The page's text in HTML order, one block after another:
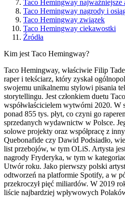
Taco Hemingway najważniejsze
Taco Hemingway nagrody i
Taco Hemingway związek
Taco Hemingway ciekawostki
Źródła
Kim jest Taco Hemingway?
Taco Hemingway, właściwie Filip
raper i tekściarz, który zyskał
swojemu unikalnemu stylowi pisania
storytellingu. Jest członkiem duetu
współwłaścicielem wytwórni 2020. W
ponad 855 tys. płyt, co czyni go
sprzedanych wydawnictw w Polsce.
solowe projekty oraz współpracę z
Quebonafide czy Dawid Podsiadło,
list przebojów, w tym OLiS. Artysta
nagrody Fryderyka, w tym w
Utwór roku. Jako pierwszy polski
odtworzeń na platformie Spotify, a w
przekroczył pięć miliardów. W 2019
liście najbardziej wpływowych